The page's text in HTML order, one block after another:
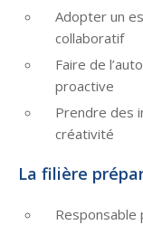
Adopter un
collaboratif
Faire de
proactive
Prendre des
créativité
La filière
Responsable